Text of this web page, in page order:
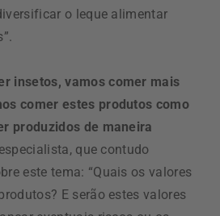
o leque alimentar
insetos, vamos comer mais
comer estes produtos como
produzidos de maneira
que contudo
este tema: “Quais os valores
E serão estes valores